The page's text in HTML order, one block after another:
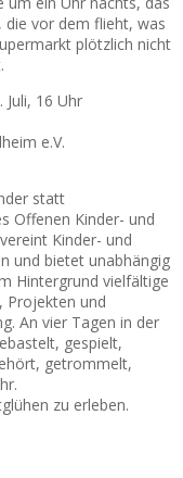
vor dem flieht, was
plötzlich nicht
16 Uhr
e.V.
statt
Offenen Kinder- und
Kinder- und
und bietet unabhängig
Hintergrund vielfältige
Projekten und
An vier Tagen in der
gespielt,
getrommelt,
zu erleben.